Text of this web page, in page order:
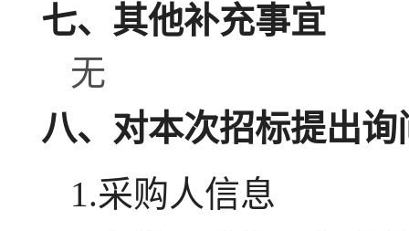
七、其他补充事宜
无
八、对本次招标提出
1.采购人信息